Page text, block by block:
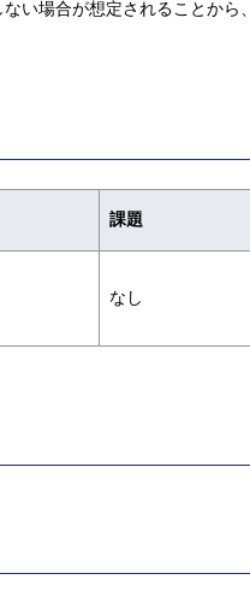
い場合が想定されることか
課題
なし